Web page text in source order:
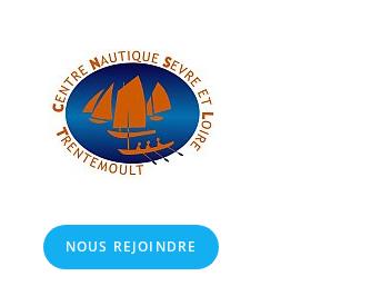
Outlook Live
NOUS REJOINDRE